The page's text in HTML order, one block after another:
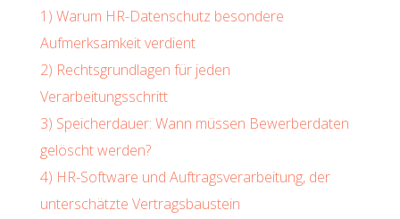
1) Warum HR-Datenschutz besondere
Aufmerksamkeit verdient
2) Rechtsgrundlagen für jeden
Verarbeitungsschritt
3) Speicherdauer: Wann müssen Bewerberdaten
gelöscht werden?
4) HR-Software und Auftragsverarbeitung, der
unterschätzte Vertragsbaustein